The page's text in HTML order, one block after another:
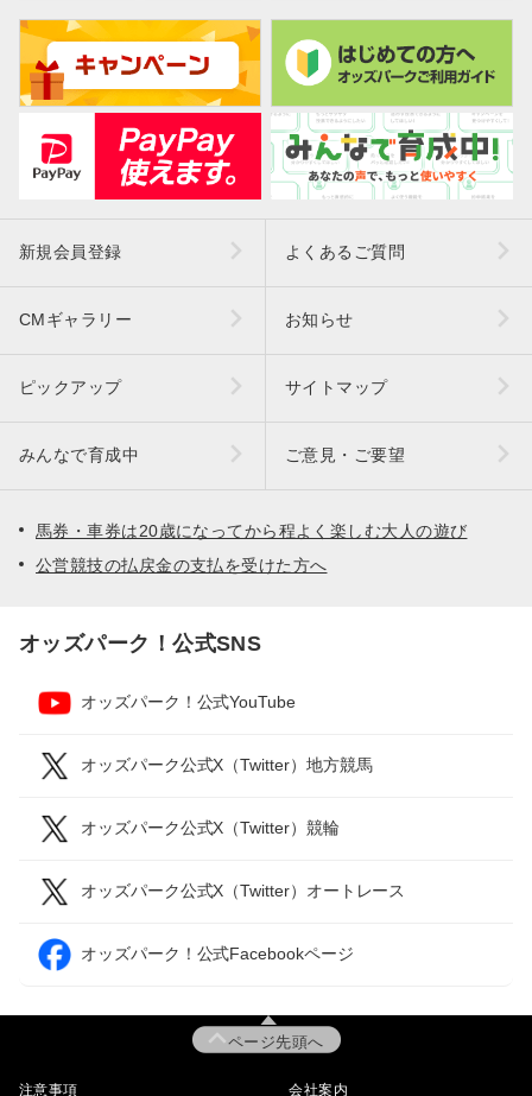
新規会員登録 よくあるご質問
CMギャラリー お知らせ
ピックアップ サイトマップ
みんなで育成中 ご意見・ご要望
馬券・車券は20歳になってから程よく楽しむ大人の遊び
公営競技の払戻金の支払を受けた方へ
オッズパーク！公式SNS
オッズパーク！公式YouTube
オッズパーク公式X（Twitter）地方競馬
オッズパーク公式X（Twitter）競輪
オッズパーク公式X（Twitter）オートレース
オッズパーク！公式Facebookページ
ページ先頭へ
注意事項 会社案内